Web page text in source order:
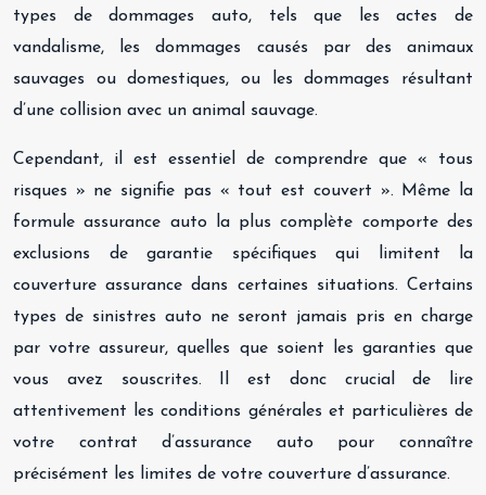
types de dommages auto, tels que les actes de
vandalisme, les dommages causés par des animaux
sauvages ou domestiques, ou les dommages résultant
d’une collision avec un animal sauvage.
Cependant, il est essentiel de comprendre que « tous
risques » ne signifie pas « tout est couvert ». Même la
formule assurance auto la plus complète comporte des
exclusions de garantie spécifiques qui limitent la
couverture assurance dans certaines situations. Certains
types de sinistres auto ne seront jamais pris en charge
par votre assureur, quelles que soient les garanties que
vous avez souscrites. Il est donc crucial de lire
attentivement les conditions générales et particulières de
votre contrat d’assurance auto pour connaître
précisément les limites de votre couverture d’assurance.